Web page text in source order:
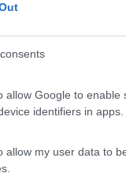
allow Google to
identifiers in apps.
allow my user data to